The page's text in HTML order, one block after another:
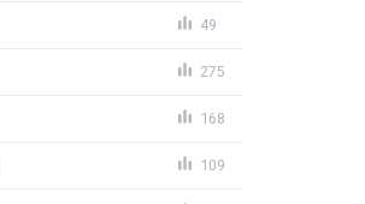
49
275
168
109